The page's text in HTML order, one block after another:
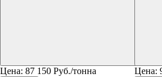
Цена: 87 150 Руб./тонна
Цена: